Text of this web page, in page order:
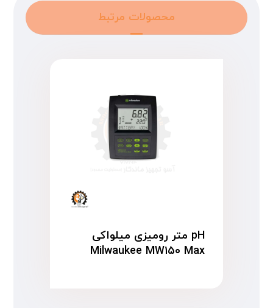
محصولات مرتبط
pH متر رومیزی میلواکی
Milwaukee MW۱۵۰ Max